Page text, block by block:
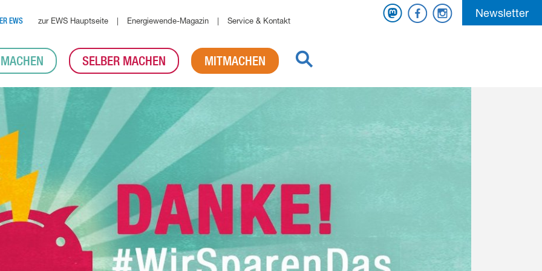
EWS zur EWS Hauptseite Energiewende-Magazin Service & Kontakt
MastodonFacebookInstagramNewsletter
SELBER MACHEN MITMACHEN Suche